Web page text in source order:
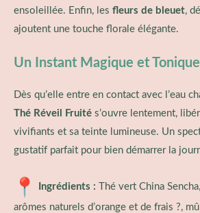
ensoleillée. Enfin, les fleurs de bleuet,
ajoutent une touche florale élégante.
Un Instant Magique et Tonique
Dès qu’elle entre en contact avec l’eau
Thé Réveil Fruité s’ouvre lentement,
vivifiants et sa teinte lumineuse. Un
gustatif parfait pour bien démarrer la
Ingrédients : Thé vert China
arômes naturels d’orange et de frais ?,